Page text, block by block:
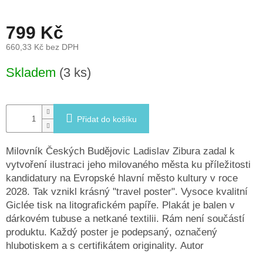
Přihlášení
799 Kč
660,33 Kč bez DPH
cena:
Skladem (3 ks)
Přidat do košíku
Milovník Českých Budějovic Ladislav Zibura zadal k
vytvoření ilustraci jeho milovaného města ku příležitosti
kandidatury na Evropské hlavní město kultury v roce
2028. Tak vznikl krásný "travel poster". Vysoce kvalitní
Giclée tisk na litografickém papíře. Plakát je balen v
dárkovém tubuse a netkané textilii. Rám není součástí
produktu. Každý poster je podepsaný, označený
hlubotiskem a s certifikátem originality. Autor